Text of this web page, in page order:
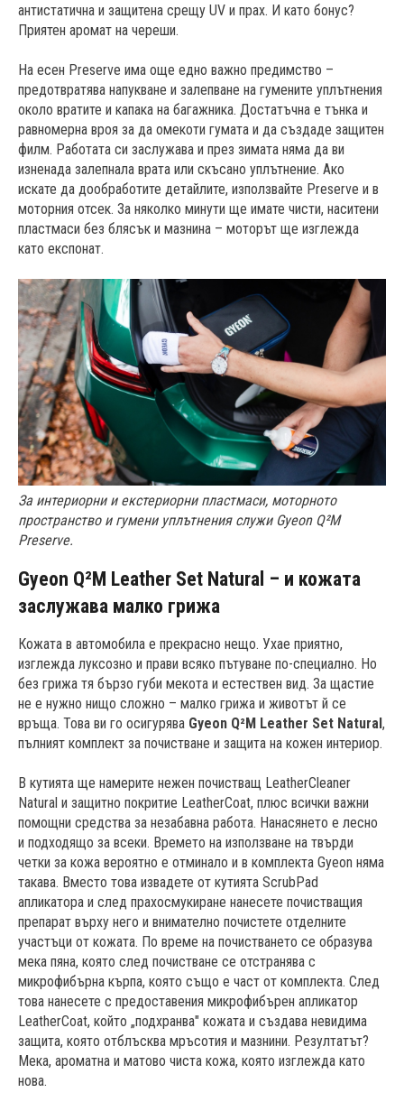
антистатична и защитена срещу UV и прах. И като бонус?
Приятен аромат на череши.
На есен Preserve има още едно важно предимство –
предотвратява напукване и залепване на гумените уплътнения
около вратите и капака на багажника. Достатъчна е тънка и
равномерна вроя за да омекоти гумата и да създаде защитен
филм. Работата си заслужава и през зимата няма да ви
изненада залепнала врата или скъсано уплътнение. Ако
искате да дообработите детайлите, използвайте Preserve и в
моторния отсек. За няколко минути ще имате чисти, наситени
пластмаси без блясък и мазнина – моторът ще изглежда
като експонат.
За интериорни и екстериорни пластмаси, моторното
пространство и гумени уплътнения служи Gyeon Q²M
Preserve.
Gyeon Q²M Leather Set Natural – и кожата
заслужава малко грижа
Кожата в автомобила е прекрасно нещо. Ухае приятно,
изглежда луксозно и прави всяко пътуване по-специално. Но
без грижа тя бързо губи мекота и естествен вид. За щастие
не е нужно нищо сложно – малко грижа и животът й се
връща. Това ви го осигурява Gyeon Q²M Leather Set Natural,
пълният комплект за почистване и защита на кожен интериор.
В кутията ще намерите нежен почистващ LeatherCleaner
Natural и защитно покритие LeatherCoat, плюс всички важни
помощни средства за незабавна работа. Нанасянето е лесно
и подходящо за всеки. Времето на използване на твърди
четки за кожа вероятно е отминало и в комплекта Gyeon няма
такава. Вместо това извадете от кутията ScrubPad
апликатора и след прахосмукиране нанесете почистващия
препарат върху него и внимателно почистете отделните
участъци от кожата. По време на почистването се образува
мека пяна, която след почистване се отстранява с
микрофибърна кърпа, която също е част от комплекта. След
това нанесете с предоставения микрофибърен апликатор
LeatherCoat, който „подхранва" кожата и създава невидима
защита, която отблъсква мръсотия и мазнини. Резултатът?
Мека, ароматна и матово чиста кожа, която изглежда като
нова.